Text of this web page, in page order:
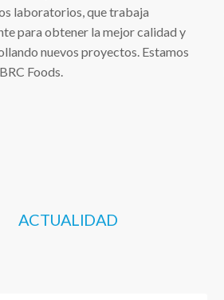
laboratorios, que trabaja
para obtener la mejor calidad y
nuevos proyectos. Estamos
Foods.
ACTUALIDAD